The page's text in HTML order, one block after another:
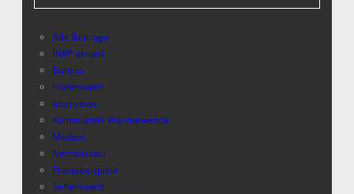
Alle Beiträge
BWP aktuell
Europa
Hörenswert
Interviews
Kommunale Wärmewende
Medien
Netzausbau
Praxisbeispiele
Sehenswert